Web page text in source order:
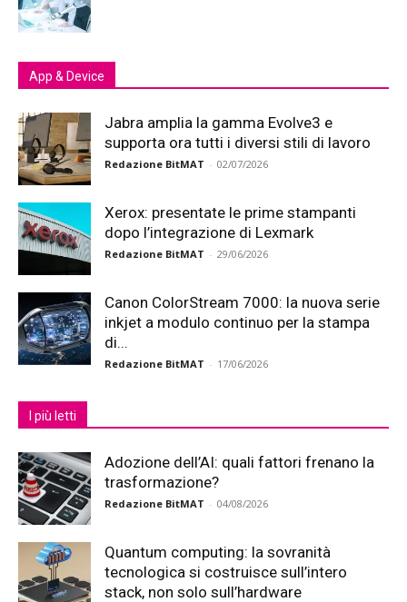
App & Device
Jabra amplia la gamma Evolve3 e
supporta ora tutti i diversi stili di lavoro
Redazione BitMAT - 02/07/2026
Xerox: presentate le prime stampanti
dopo l’integrazione di Lexmark
Redazione BitMAT - 29/06/2026
Canon ColorStream 7000: la nuova serie
inkjet a modulo continuo per la stampa
di...
Redazione BitMAT - 17/06/2026
I più letti
Adozione dell’AI: quali fattori frenano la
trasformazione?
Redazione BitMAT - 04/08/2026
Quantum computing: la sovranità
tecnologica si costruisce sull’intero
stack, non solo sull’hardware